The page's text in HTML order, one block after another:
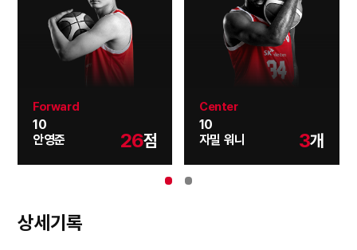
Forward
10
안영준
26점
Center
10
자밀 워니
3개
상세기록